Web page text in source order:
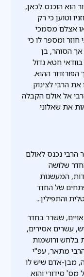
הוא הוכנס לכאן,
וטוען כי רק
אצלם מסמכי
ומספר לו כי
הסוהר, בן
חטא גדול
ההוא.
הרבי לצינוק
אל אולם הקבלה
את שאלוני
כאשר הרבי נכנס לאולם
שלושה
המעשנות
של החדר
והתפילין...
ששרר בחדר
עשרים אסירים,
בלחש ורושמות
מתאר, עפ"י
מבן-אדם שיש לו
סידורי והוא